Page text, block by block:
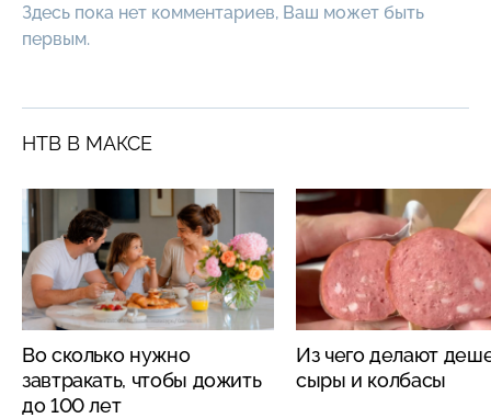
Здесь пока нет комментариев, Ваш может быть
первым.
НТВ В МАКСЕ
Во сколько нужно
завтракать, чтобы дожить
до 100 лет
Из чего делают
сыры и колбасы